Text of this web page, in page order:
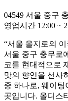
04549 서울 중구
영업시간 12:00 ~
“서울 을지로의
서울 중구 충무로
코를 현대적으로
맛의 향연을 선사
중 하나로, 웨이
곳입니다. 올디스